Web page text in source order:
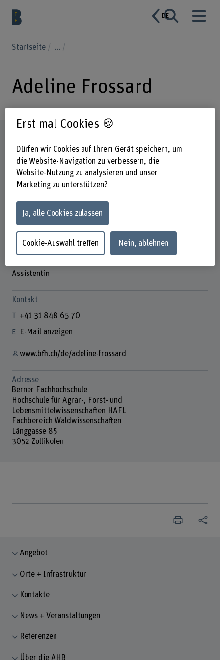
DE
Startseite ...
Adeline Frossard
Assistentin
Kontakt
+41 31 848 65 70
E-Mail anzeigen
www.bfh.ch/de/adeline-frossard
Adresse
Berner Fachhochschule
Hochschule für Agrar-, Forst- und
Lebensmittelwissenschaften HAFL
Fachbereich Waldwissenschaften
Länggasse 85
3052 Zollikofen
Angebot
Orte + Infrastruktur
Kontakte
News + Veranstaltungen
Referenzen
Über die AHB
Erst mal Cookies 🍪
Dürfen wir Cookies auf Ihrem Gerät speichern, um
die Website-Navigation zu verbessern, die
Website-Nutzung zu analysieren und unser
Marketing zu unterstützen?
Ja, alle Cookies zulassen
Cookie-Auswahl treffen Nein, ablehnen